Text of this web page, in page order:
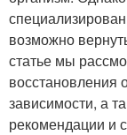
возможно
статье мы
восстановления
зависимости, а
рекомендации и